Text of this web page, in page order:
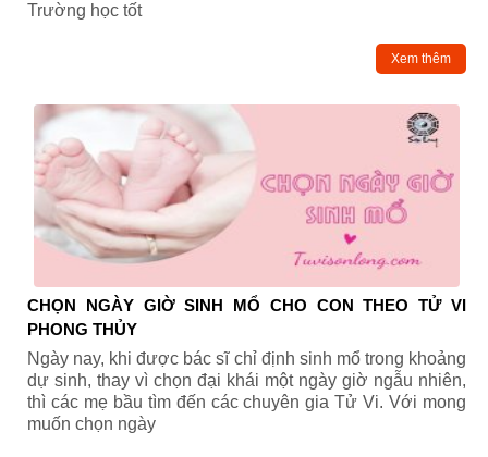
Trường học tốt
Xem thêm
CHỌN NGÀY GIỜ SINH MỔ CHO CON THEO TỬ VI
PHONG THỦY
Ngày nay, khi được bác sĩ chỉ định sinh mổ trong khoảng
dự sinh, thay vì chọn đại khái một ngày giờ ngẫu nhiên,
thì các mẹ bầu tìm đến các chuyên gia Tử Vi. Với mong
muốn chọn ngày